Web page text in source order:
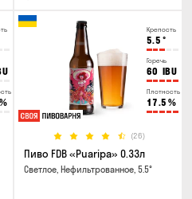
%
Крепость
5.5 °
Горечь
60 IBU
Плотность
17.5 %
(26)
Пиво FDB «Puaripa» 0.33л
Светлое, Нефильтрованное, 5.5°